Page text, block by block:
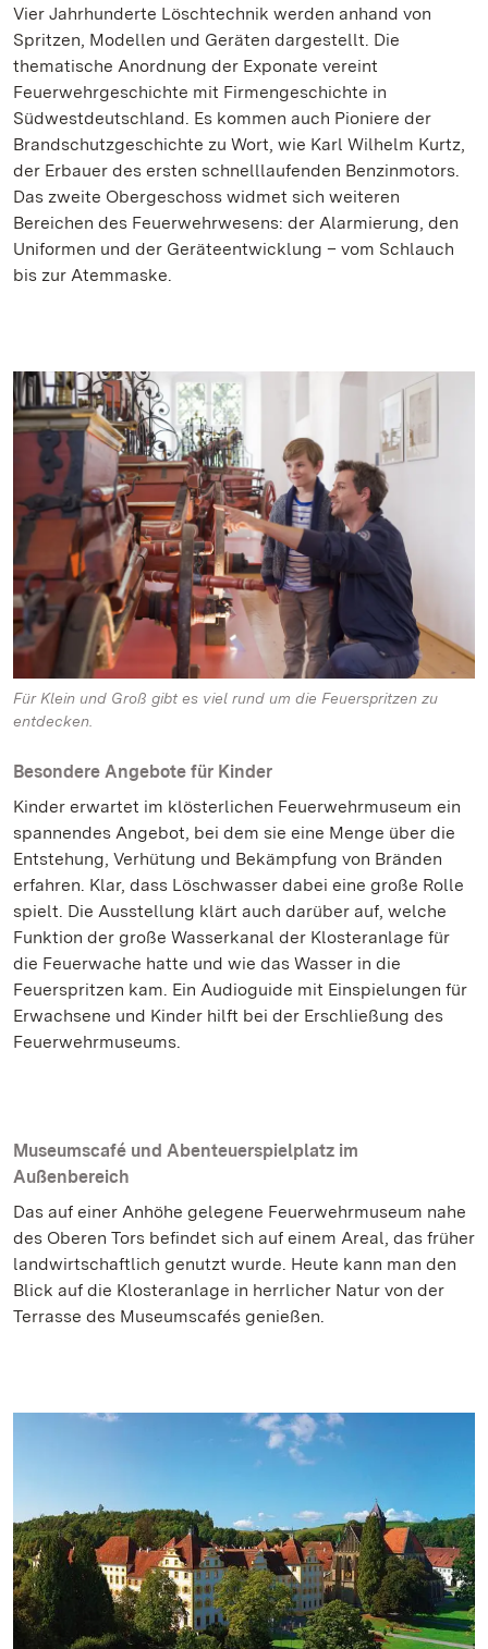
Vier Jahrhunderte Löschtechnik werden anhand von
Spritzen, Modellen und Geräten dargestellt. Die
thematische Anordnung der Exponate vereint
Feuerwehrgeschichte mit Firmengeschichte in
Südwestdeutschland. Es kommen auch Pioniere der
Brandschutzgeschichte zu Wort, wie Karl Wilhelm Kurtz,
der Erbauer des ersten schnelllaufenden Benzinmotors.
Das zweite Obergeschoss widmet sich weiteren
Bereichen des Feuerwehrwesens: der Alarmierung, den
Uniformen und der Geräteentwicklung – vom Schlauch
bis zur Atemmaske.
Für Klein und Groß gibt es viel rund um die Feuerspritzen zu
entdecken.
Besondere Angebote für Kinder
Kinder erwartet im klösterlichen Feuerwehrmuseum ein
spannendes Angebot, bei dem sie eine Menge über die
Entstehung, Verhütung und Bekämpfung von Bränden
erfahren. Klar, dass Löschwasser dabei eine große Rolle
spielt. Die Ausstellung klärt auch darüber auf, welche
Funktion der große Wasserkanal der Klosteranlage für
die Feuerwache hatte und wie das Wasser in die
Feuerspritzen kam. Ein Audioguide mit Einspielungen für
Erwachsene und Kinder hilft bei der Erschließung des
Feuerwehrmuseums.
Museumscafé und Abenteuerspielplatz im
Außenbereich
Das auf einer Anhöhe gelegene Feuerwehrmuseum nahe
des Oberen Tors befindet sich auf einem Areal, das früher
landwirtschaftlich genutzt wurde. Heute kann man den
Blick auf die Klosteranlage in herrlicher Natur von der
Terrasse des Museumscafés genießen.